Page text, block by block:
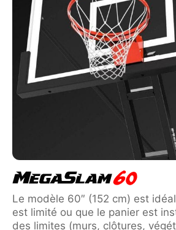
Le modèle 60″ (152 cm) est
est limité ou que le panier est
des limites (murs, clôtures,